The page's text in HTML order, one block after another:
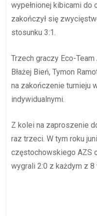
wypełnionej kibicami do
zakończył się
stosunku 3:1.
Trzech graczy Eco-
Błażej Bień, Tymon
na zakończenie turnieju
indywidualnymi.
Z kolei na zaproszenie
raz trzeci. W tym roku
częstochowskiego AZS
wygrali 2:0 z każdym z 8